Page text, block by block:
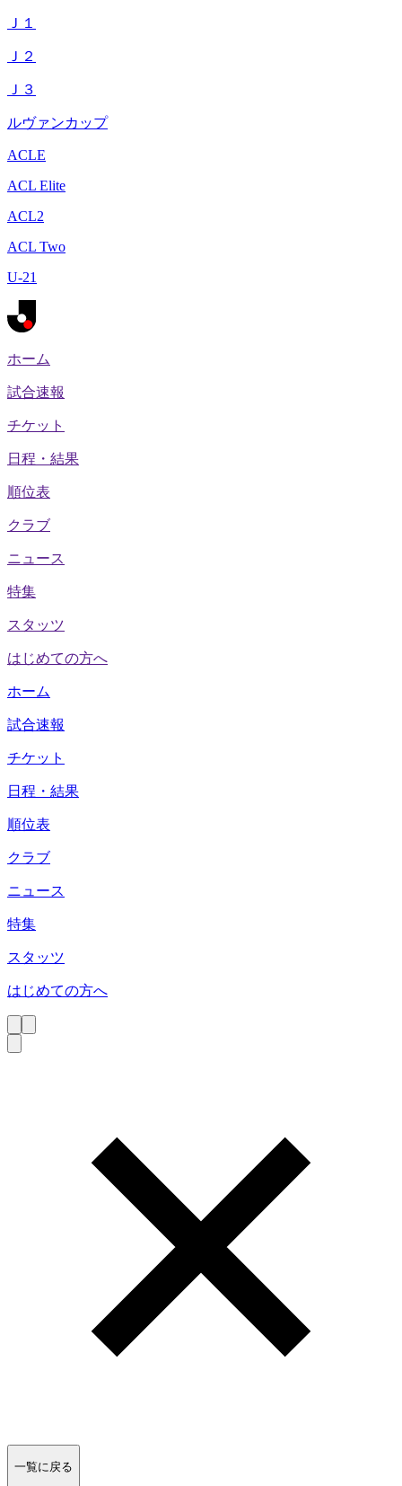
Ｊ１
Ｊ２
Ｊ３
ルヴァンカップ
ACLE
ACL Elite
ACL2
ACL Two
U-21
ホーム
試合速報
チケット
日程・結果
順位表
クラブ
ニュース
特集
スタッツ
はじめての方へ
ホーム
試合速報
チケット
日程・結果
順位表
クラブ
ニュース
特集
スタッツ
はじめての方へ
一覧に戻る